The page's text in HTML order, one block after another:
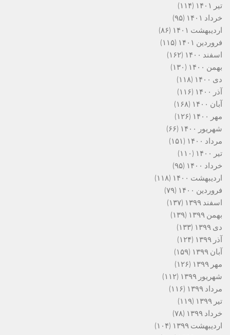
تیر ۱۴۰۱
(۱۱۴)
خرداد ۱۴۰۱
(۹۵)
اردیبهشت ۱۴۰۱
(۸۶)
فروردین ۱۴۰۱
(۱۱۵)
اسفند ۱۴۰۰
(۱۶۲)
بهمن ۱۴۰۰
(۱۳۰)
دی ۱۴۰۰
(۱۱۸)
آذر ۱۴۰۰
(۱۱۶)
آبان ۱۴۰۰
(۱۶۸)
مهر ۱۴۰۰
(۱۲۶)
شهریور ۱۴۰۰
(۶۶)
مرداد ۱۴۰۰
(۱۵۱)
تیر ۱۴۰۰
(۱۱۰)
خرداد ۱۴۰۰
(۹۵)
اردیبهشت ۱۴۰۰
(۱۱۸)
فروردین ۱۴۰۰
(۷۹)
اسفند ۱۳۹۹
(۱۳۷)
بهمن ۱۳۹۹
(۱۳۹)
دی ۱۳۹۹
(۱۳۳)
آذر ۱۳۹۹
(۱۲۴)
آبان ۱۳۹۹
(۱۵۹)
مهر ۱۳۹۹
(۱۲۶)
شهریور ۱۳۹۹
(۱۱۲)
مرداد ۱۳۹۹
(۱۱۶)
تیر ۱۳۹۹
(۱۱۹)
خرداد ۱۳۹۹
(۷۸)
اردیبهشت ۱۳۹۹
(۱۰۴)